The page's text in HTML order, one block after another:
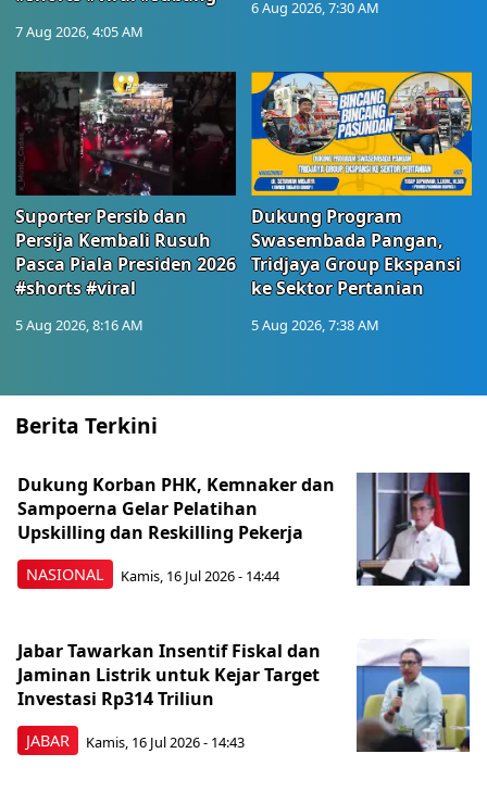
7 Aug 2026, 4:05 AM
6 Aug 2026, 7:30 AM
Suporter Persib dan
Persija Kembali Rusuh
Pasca Piala Presiden 2026
#shorts #viral
5 Aug 2026, 8:16 AM
Dukung Program
Swasembada Pangan,
Tridjaya Group Ekspansi
ke Sektor Pertanian
5 Aug 2026, 7:38 AM
Berita Terkini
NASIONAL
Dukung Korban PHK, Kemnaker dan
Sampoerna Gelar Pelatihan
Upskilling dan Reskilling Pekerja
Kamis, 16 Jul 2026 - 14:44
JABAR
Jabar Tawarkan Insentif Fiskal dan
Jaminan Listrik untuk Kejar Target
Investasi Rp314 Triliun
Kamis, 16 Jul 2026 - 14:43